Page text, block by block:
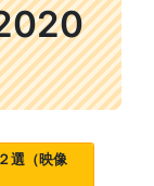
選（映像